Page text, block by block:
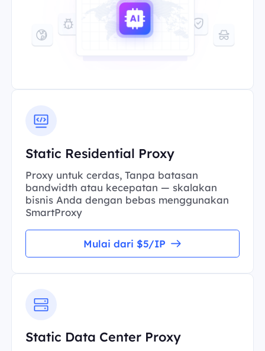
Static Residential Proxy
Proxy untuk cerdas, Tanpa batasan
bandwidth atau kecepatan — skalakan
bisnis Anda dengan bebas menggunakan
SmartProxy
Mulai dari $5/IP
Static Data Center Proxy